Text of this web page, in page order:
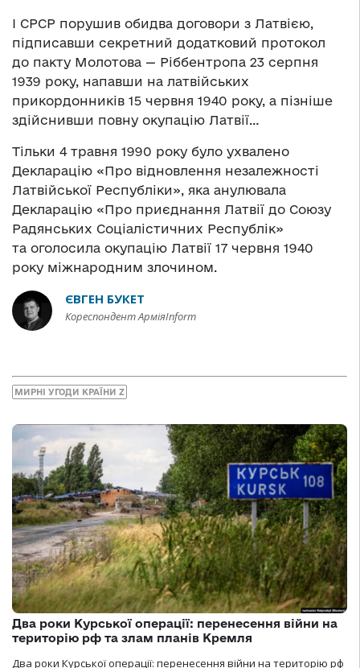
І СРСР порушив обидва договори з Латвією,
підписавши секретний додатковий протокол
до пакту Молотова — Ріббентропа 23 серпня
1939 року, напавши на латвійських
прикордонників 15 червня 1940 року, а пізніше
здійснивши повну окупацію Латвії…
Тільки 4 травня 1990 року було ухвалено
Декларацію «Про відновлення незалежності
Латвійської Республіки», яка анулювала
Декларацію «Про приєднання Латвії до Союзу
Радянських Соціалістичних Республік»
та оголосила окупацію Латвії 17 червня 1940
року міжнародним злочином.
ЄВГЕН БУКЕТ
Кореспондент АрміяInform
МИРНІ УГОДИ КРАЇНИ Z
Два роки Курської операції: перенесення війни на
територію рф та злам планів Кремля
Два роки Курської операції: перенесення війни на територію рф